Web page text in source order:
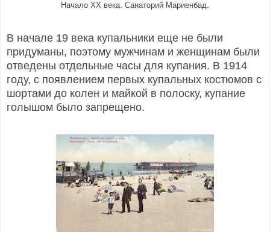
Начало XX века. Санаторий Мариенбад.
В начале 19 века купальники еще не были
придуманы, поэтому мужчинам и женщинам были
отведены отдельные часы для купания. В 1914
году, с появлением первых купальных костюмов с
шортами до колен и майкой в полоску, купание
голышом было запрещено.